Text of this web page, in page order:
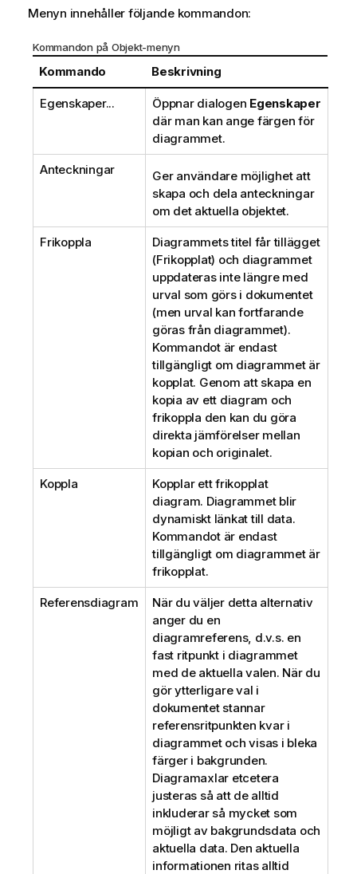
Menyn innehåller följande kommandon:
Kommandon på Objekt-menyn
Kommando Beskrivning
Egenskaper... Öppnar dialogen Egenskaper
där man kan ange färgen för
diagrammet.
Anteckningar
Ger användare möjlighet att
skapa och dela anteckningar
om det aktuella objektet.
Frikoppla
Diagrammets titel får tillägget
(Frikopplat) och diagrammet
uppdateras inte längre med
urval som görs i dokumentet
(men urval kan fortfarande
göras från diagrammet).
Kommandot är endast
tillgängligt om diagrammet är
kopplat. Genom att skapa en
kopia av ett diagram och
frikoppla den kan du göra
direkta jämförelser mellan
kopian och originalet.
Koppla
Kopplar ett frikopplat
diagram. Diagrammet blir
dynamiskt länkat till data.
Kommandot är endast
tillgängligt om diagrammet är
frikopplat.
Referensdiagram
När du väljer detta alternativ
anger du en
diagramreferens, d.v.s. en
fast ritpunkt i diagrammet
med de aktuella valen. När du
gör ytterligare val i
dokumentet stannar
referensritpunkten kvar i
diagrammet och visas i bleka
färger i bakgrunden.
Diagramaxlar etcetera
justeras så att de alltid
inkluderar så mycket som
möjligt av bakgrundsdata och
aktuella data. Den aktuella
informationen ritas alltid